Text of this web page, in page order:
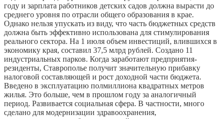
году и зарплата работников детских садов должна вырасти до
среднего уровня по отрасли общего образования в крае.
Однако нельзя упускать из виду, что часть бюджетных средств
должна быть эффективно использована для стимулирования
реального сектора. На 1 июля объем инвестиций, влившихся в
экономику края, составил 37,5 млрд рублей. Создано 11
индустриальных парков. Когда заработают предприятия-
резиденты, Ставрополье получит значительную прибавку
налоговой составляющей и рост доходной части бюджета.
Введено в эксплуатацию полмиллиона квадратных метров
жилья. Это больше, чем в прошлом году за аналогичный
период. Развивается социальная сфера. В частности, много
сделано для модернизации здравоохранения,